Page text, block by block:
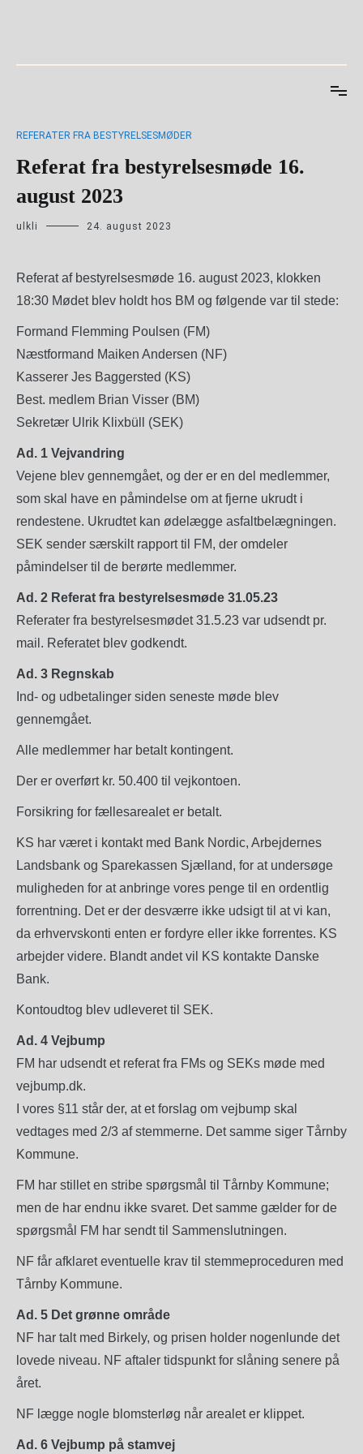
REFERATER FRA BESTYRELSESMØDER
Referat fra bestyrelsesmøde 16.
august 2023
ulkli 24. august 2023
Referat af bestyrelsesmøde 16. august 2023, klokken
18:30 Mødet blev holdt hos BM og følgende var til stede:
Formand Flemming Poulsen (FM)
Næstformand Maiken Andersen (NF)
Kasserer Jes Baggersted (KS)
Best. medlem Brian Visser (BM)
Sekretær Ulrik Klixbüll (SEK)
Ad. 1 Vejvandring
Vejene blev gennemgået, og der er en del medlemmer,
som skal have en påmindelse om at fjerne ukrudt i
rendestene. Ukrudtet kan ødelægge asfaltbelægningen.
SEK sender særskilt rapport til FM, der omdeler
påmindelser til de berørte medlemmer.
Ad. 2 Referat fra bestyrelsesmøde 31.05.23
Referater fra bestyrelsesmødet 31.5.23 var udsendt pr.
mail. Referatet blev godkendt.
Ad. 3 Regnskab
Ind- og udbetalinger siden seneste møde blev
gennemgået.
Alle medlemmer har betalt kontingent.
Der er overført kr. 50.400 til vejkontoen.
Forsikring for fællesarealet er betalt.
KS har været i kontakt med Bank Nordic, Arbejdernes
Landsbank og Sparekassen Sjælland, for at undersøge
muligheden for at anbringe vores penge til en ordentlig
forrentning. Det er der desværre ikke udsigt til at vi kan,
da erhvervskonti enten er fordyre eller ikke forrentes. KS
arbejder videre. Blandt andet vil KS kontakte Danske
Bank.
Kontoudtog blev udleveret til SEK.
Ad. 4 Vejbump
FM har udsendt et referat fra FMs og SEKs møde med
vejbump.dk.
I vores §11 står der, at et forslag om vejbump skal
vedtages med 2/3 af stemmerne. Det samme siger Tårnby
Kommune.
FM har stillet en stribe spørgsmål til Tårnby Kommune;
men de har endnu ikke svaret. Det samme gælder for de
spørgsmål FM har sendt til Sammenslutningen.
NF får afklaret eventuelle krav til stemmeproceduren med
Tårnby Kommune.
Ad. 5 Det grønne område
NF har talt med Birkely, og prisen holder nogenlunde det
lovede niveau. NF aftaler tidspunkt for slåning senere på
året.
NF lægge nogle blomsterløg når arealet er klippet.
Ad. 6 Vejbump på stamvej